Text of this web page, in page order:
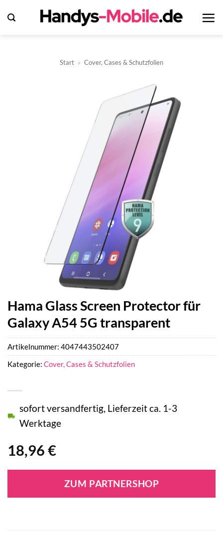
Inhalt
Start » Cover, Cases & Schutzfolien
Hama Glass Screen Protector für
Galaxy A54 5G transparent
18,96 €
sofort versandfertig, Lieferzeit ca. 1-3
Werktage
ZUM PARTNERSHOP
Artikelnummer: 4047443502407
Kategorie: Cover, Cases & Schutzfolien